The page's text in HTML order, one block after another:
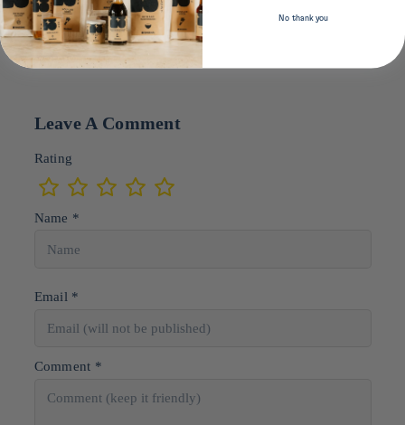
‹
Leave A Comment
Rating
Name *
Email *
Comment *
No thank you